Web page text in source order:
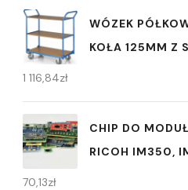
WÓZEK
KOŁA 125MM Z
1 116,84zł
CHIP DO
RICOH IM350,
70,13zł